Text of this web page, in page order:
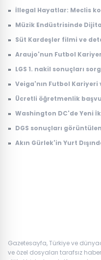
» İllegal Hayatlar: Meclis
» Müzik Endüstrisinde
» Süt Kardeşler filmi ve
» Araujo'nun Futbol
» LGS 1. nakil sonuçları
» Veiga'nın Futbol Kariyeri
» Ücretli öğretmenlik
» Washington DC'de Yeni
» DGS sonuçları
» Akın Gürlek'in Yurt
Gazetesayfa, Türkiye ve
ve özel dosyaları tarafsız